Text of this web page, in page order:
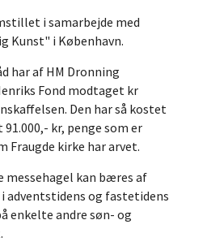
i samarbejde med
Kunst" i København.
har af HM Dronning
Fond modtaget kr
Den har så kostet
kr, penge som er
Fraugde kirke har arvet.
kan bæres af
adventstidens og fastetidens
enkelte andre søn- og